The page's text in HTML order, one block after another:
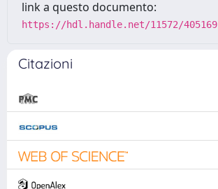
link a questo documento:
https://hdl.handle.net/11572/405169
Citazioni